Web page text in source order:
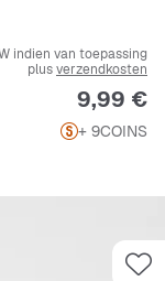
indien van toepassing
plusverzendkosten
Prijs
9,99 €
+ 9COINS